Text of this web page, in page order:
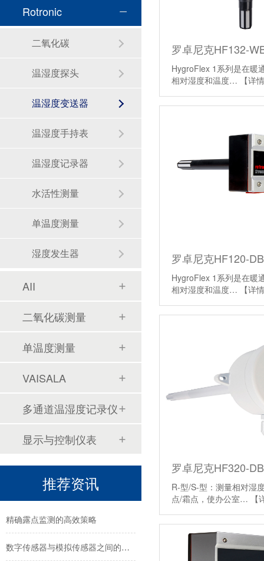
HygroFlex 1系列是在暖
相对湿度和温度…
【详
HygroFlex 1系列是在暖
相对湿度和温度…
【详
R-型/S-型：测量相对湿
点/霜点，使办公室…
Rotronic
二氧化碳
温湿度探头
温湿度变送器
温湿度手持表
温湿度记录器
水活性测量
单温度测量
湿度发生器
AII
二氧化碳测量
单温度测量
VAISALA
多通道温湿度记录仪
显示与控制仪表
推荐资讯
精确露点监测的高效策略
数字传感器与模拟传感器之间的差异
精确露点监测的高效策略